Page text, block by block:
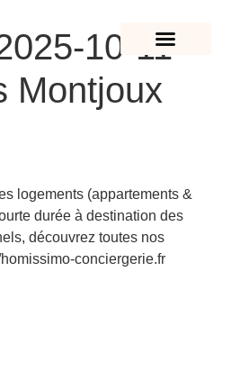
10-11 –
Montjoux
logements (appartements &
durée à destination des
découvrez toutes nos
conciergerie.fr